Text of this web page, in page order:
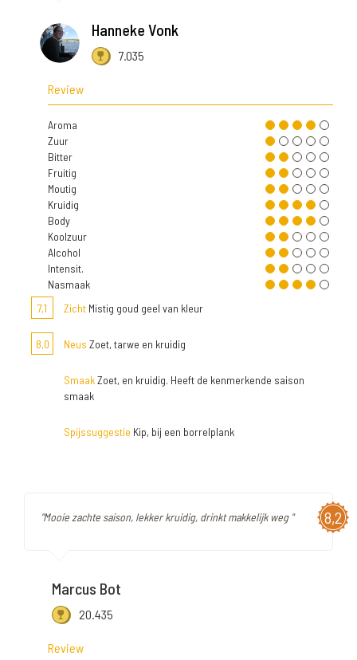
Hanneke Vonk
7.035
Review
Aroma
Zuur
Bitter
Fruitig
Moutig
Kruidig
Body
Koolzuur
Alcohol
Intensit.
Nasmaak
7,1
Zicht Mistig goud geel van kleur
8,0 Neus Zoet, tarwe en kruidig
SmaakZoet, en kruidig. Heeft de kenmerkende saison
smaak
Spijssuggestie Kip, bij een borrelplank
8,2
"Mooie zachte saison, lekker kruidig, drinkt makkelijk weg "
Marcus Bot
20.435
Review